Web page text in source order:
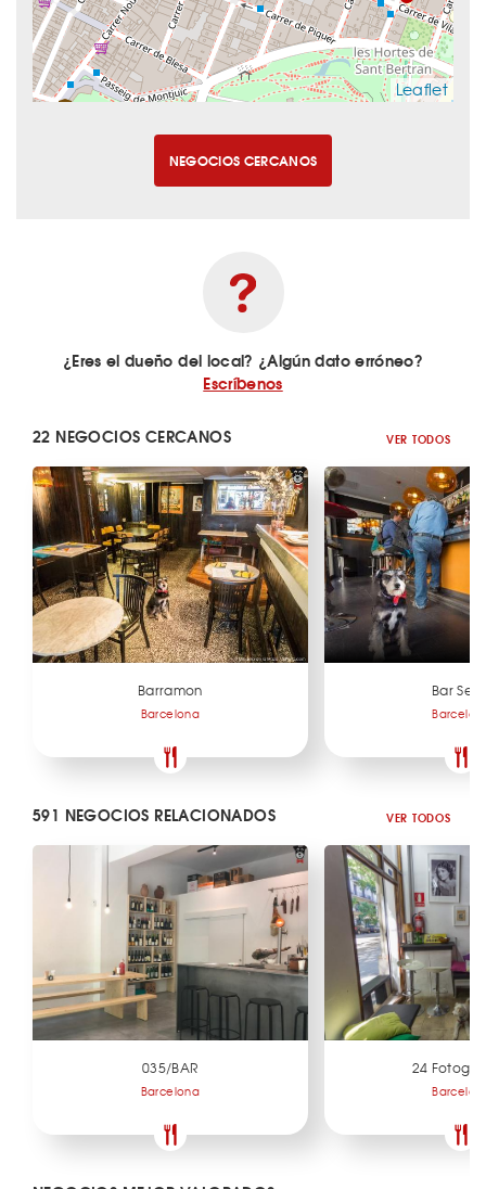
Leaflet
NEGOCIOS CERCANOS
¿Eres el dueño del local? ¿Algún dato erróneo?
Escríbenos
22 NEGOCIOS CERCANOS VER TODOS
Barramon
Barcelona
Bar
591 NEGOCIOS RELACIONADOS VER TODOS
035/BAR
Barcelona
24